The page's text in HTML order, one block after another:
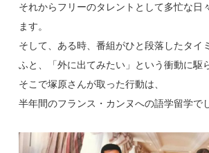
それからフリーのタレントとして多忙な日
ます。
そして、ある時、番組がひと段落したタイ
ふと、「外に出てみたい」という衝動に駆
そこで塚原さんが取った行動は、
半年間のフランス・カンヌへの語学留学で